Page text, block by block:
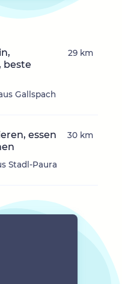
beste
Gallspach
29 km
essen
Stadl-Paura
30 km